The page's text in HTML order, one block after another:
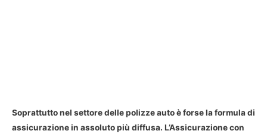
Soprattutto nel settore delle polizze auto è forse la formula di
assicurazione in assoluto più diffusa. L’Assicurazione con